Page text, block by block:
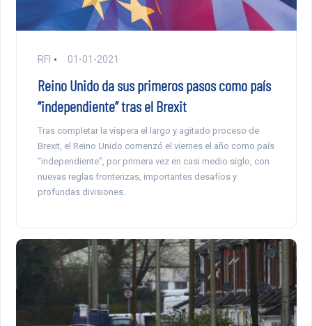
RFI 01-01-2021
Reino Unido da sus primeros pasos como país
“independiente” tras el Brexit
Tras completar la víspera el largo y agitado proceso de
Brexit, el Reino Unido comenzó el viernes el año como país
“independiente”, por primera vez en casi medio siglo, con
nuevas reglas fronterizas, importantes desafíos y
profundas divisiones.